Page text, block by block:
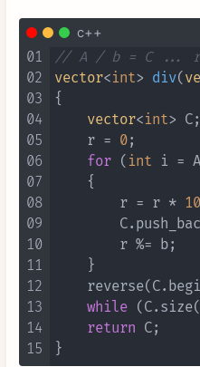
c++
01
02
03
04
05
06
07
08
09
10
11
12
13
14
15
// A / b = C ...
vector<int> div(
{
vector<int> C;
    r =
0;
for ( int i =
    {
        r = r *
10
        r %= b;
    }
while
return C;